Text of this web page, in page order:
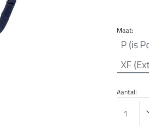
Maat:
P (is
XF
Aantal: